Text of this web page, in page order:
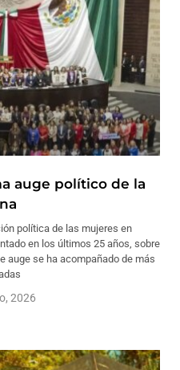
auge político de la
política de las mujeres en
en los últimos 25 años, sobre
auge se ha acompañado de más
2026